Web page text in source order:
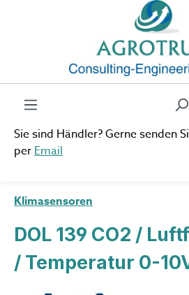
Zum Hauptinhalt springen
Sie sind Händler? Gerne senden
per Email
Klimasensoren
DOL 139 CO2 /
/ Temperatur 0-